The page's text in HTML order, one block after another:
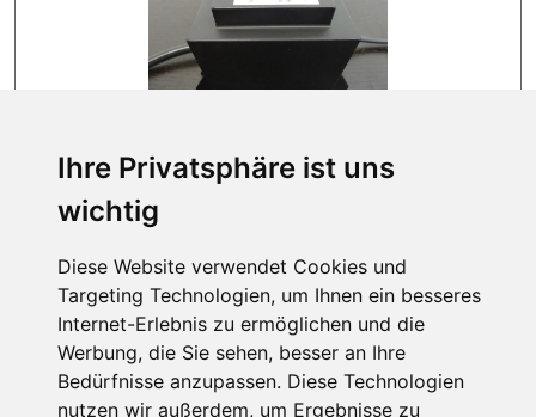
Ihre Privatsphäre ist uns
wichtig
Diese Website verwendet Cookies und
Targeting Technologien, um Ihnen ein besseres
Internet-Erlebnis zu ermöglichen und die
Werbung, die Sie sehen, besser an Ihre
Bedürfnisse anzupassen. Diese Technologien
nutzen wir außerdem, um Ergebnisse zu
AUF LAGER
1 2